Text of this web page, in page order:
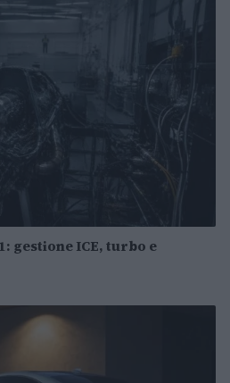
gestione ICE, turbo e